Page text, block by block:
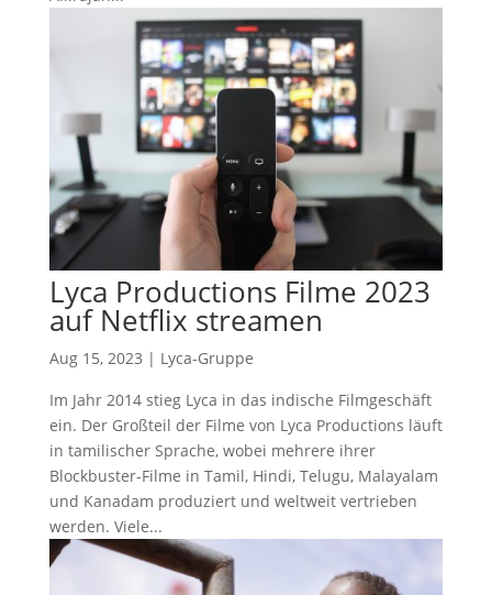
Lyca Productions Filme 2023
auf Netflix streamen
Aug 15, 2023 | Lyca-Gruppe
Im Jahr 2014 stieg Lyca in das indische Filmgeschäft
ein. Der Großteil der Filme von Lyca Productions läuft
in tamilischer Sprache, wobei mehrere ihrer
Blockbuster-Filme in Tamil, Hindi, Telugu, Malayalam
und Kanadam produziert und weltweit vertrieben
werden. Viele...